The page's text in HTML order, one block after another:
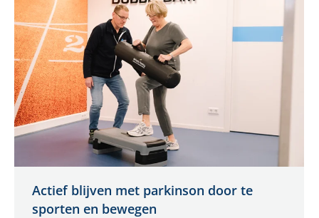
Actief blijven met parkinson door te
sporten en bewegen